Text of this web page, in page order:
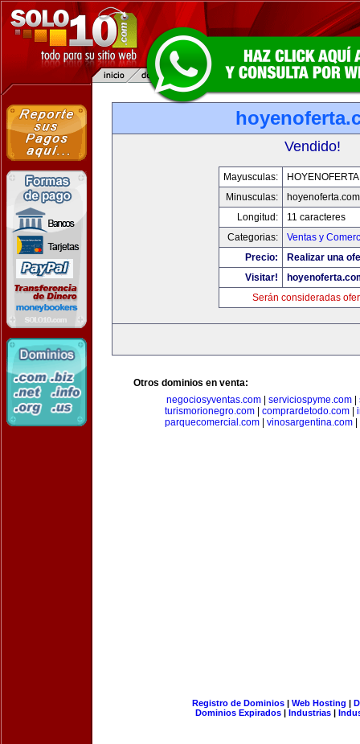
Vendido!
Mayusculas:
Minusculas:
hoyenoferta.com
Longitud:
11 caracteres
Categorias:
Ventas y
Precio:
Realizar una
Visitar!
Serán consideradas
Otros dominios en venta:
negociosyventas.com
serviciospyme.com
turismorionegro.com
comprardetodo.com
parquecomercial.com
vinosargentina.com
Registro de Dominios| Web Hosting |
Dominios Expirados | Industrias |